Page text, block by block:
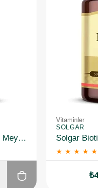
Solgar Kangavites Tropikal Meyve Aromalı 60 Tablet
Vitaminler
SOLGAR
Solgar
★ ★ ★ ★ ★